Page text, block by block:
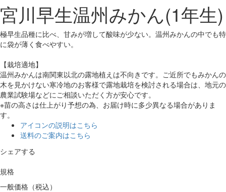
宮川早生温州みかん(1年生)
極早生品種に比べ、甘みが増して酸味が少ない。温州みかんの中でも特
に袋が薄く食べやすい。
【栽培適地】
温州みかんは南関東以北の露地植えは不向きです。ご近所でもみかんの
木を見かけない寒冷地のお客様で露地栽培を検討される場合は、地元の
農業試験場などにご相談いただく方が安心です。
※苗の高さは仕上がり予想の為、お届け時に多少異なる場合がありま
す。
アイコンの説明はこちら
送料のご案内はこちら
シェアする
規格
一般価格（税込）